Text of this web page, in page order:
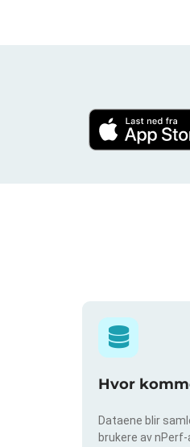
Hvor
Dataene blir
brukere av